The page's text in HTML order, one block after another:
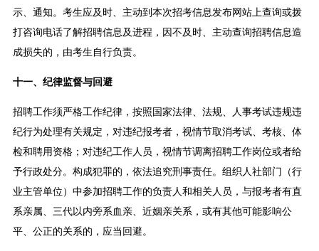
示、通知。考生应及时、主动到本次招考信息发布网站上查询或拨
打咨询电话了解招聘信息及进程，因不及时、主动查询招聘信息造
成损失的，由考生自行负责。
十一、纪律监督与回避
招聘工作须严格工作纪律，按照国家法律、法规、人事考试违规违
纪行为处理有关规定，对违纪报考者，视情节取消考试、考核、体
检和聘用资格；对违纪工作人员，视情节调离招聘工作岗位或者给
予行政处分。构成犯罪的，依法追究刑事责任。组织人社部门（行
业主管单位）中参加招聘工作的负责人和相关人员，与报考者有直
系亲属、三代以内旁系血亲、近姻亲关系，或有其他可能影响公
平、公正的关系的，应当回避。